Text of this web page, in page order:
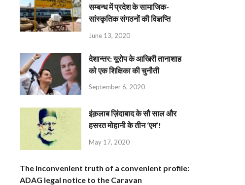
सम्बन्ध में प्रदेश के सामाजिक-
सांस्कृतिक संगठनों की विज्ञप्ति
June 13, 2020
देशान्‍तर: यूरोप के आखिरी तानाशाह
को एक शिक्षिका की चुनौती
September 6, 2020
इंक़लाब ज़िंदाबाद के सौ साल और
हसरत मोहानी के तीन ‘एम’!
May 17, 2020
The inconvenient truth of a convenient profile:
ADAG legal notice to the Caravan